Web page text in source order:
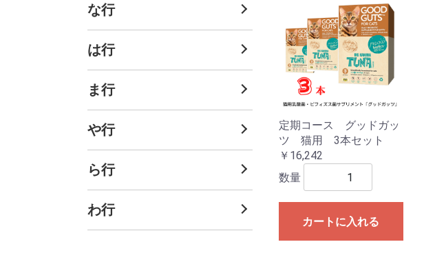
な行
は行
ま行
や行
ら行
わ行
定期コース グッドガッ
ツ 猫用 3本セット
￥16,242
数量
カートに入れる